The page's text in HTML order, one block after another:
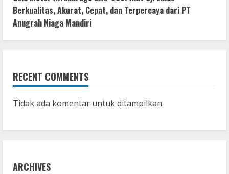
Berkualitas, Akurat, Cepat, dan Terpercaya dari PT
Anugrah Niaga Mandiri
RECENT COMMENTS
Tidak ada komentar untuk ditampilkan.
ARCHIVES